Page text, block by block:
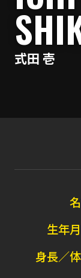
式田 壱
生年
身長／